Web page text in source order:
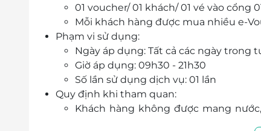
01 voucher/ 01 khách/ 01 vé vào cổng
Mỗi khách hàng được mua nhiều e-
Phạm vi sử dụng:
Ngày áp dụng: Tất cả các ngày trong
Giờ áp dụng: 09h30 - 21h30
Số lần sử dụng dịch vụ: 01 lần
Quy định khi tham quan:
Khách hàng không được mang